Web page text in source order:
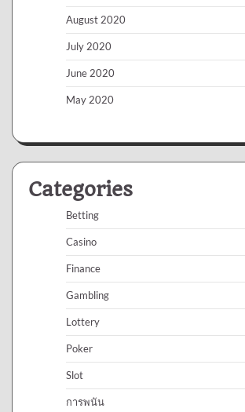
August 2020
July 2020
June 2020
May 2020
Categories
Betting
Casino
Finance
Gambling
Lottery
Poker
Slot
การพนัน